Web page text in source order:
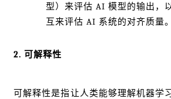
型）来评估 AI 模型的输出，
互来评估 AI 系统的对齐质量。
2. 可解释性
可解释性是指让人类能够理解机器学